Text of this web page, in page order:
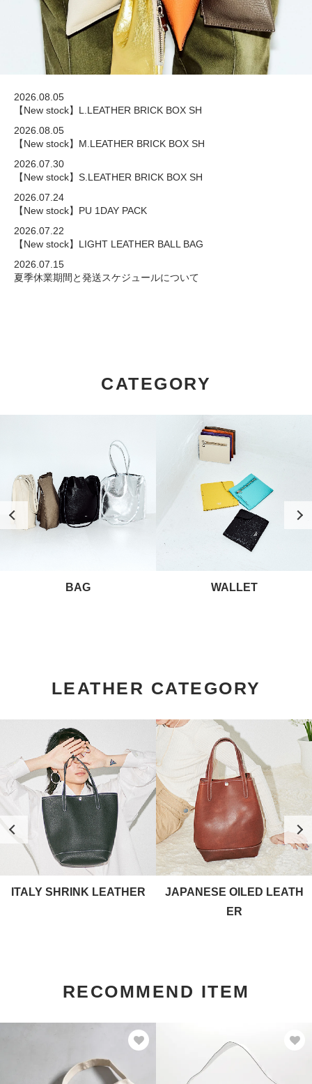
NEWS
2026.08.05
【New stock】L.LEATHER BRICK BOX SH
2026.08.05
【New stock】M.LEATHER BRICK BOX SH
2026.07.30
【New stock】S.LEATHER BRICK BOX SH
2026.07.24
【New stock】PU 1DAY PACK
2026.07.22
【New stock】LIGHT LEATHER BALL BAG
2026.07.15
夏季休業期間と発送スケジュールについて
CATEGORY
BAG WALLET
LEATHER CATEGORY
ITALY SHRINK LEATHER
JAPANESE OILED LEATH
ER
RECOMMEND ITEM